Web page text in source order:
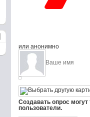
или анонимно
Создавать опрос
пользователи.